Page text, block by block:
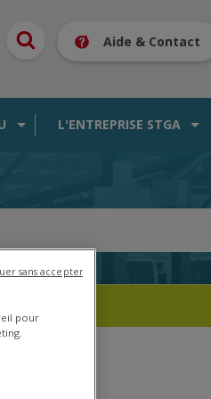
Aide & Contact
L'ENTREPRISE STGA
pour
sans accepter